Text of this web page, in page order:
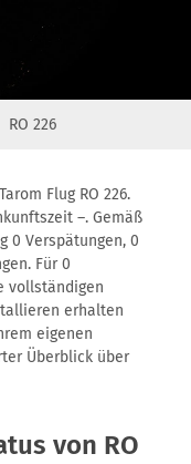
RO 226
Flug RO 226.
–. Gemäß
0 Verspätungen, 0
Für 0
vollständigen
erhalten
eigenen
Überblick über
von RO